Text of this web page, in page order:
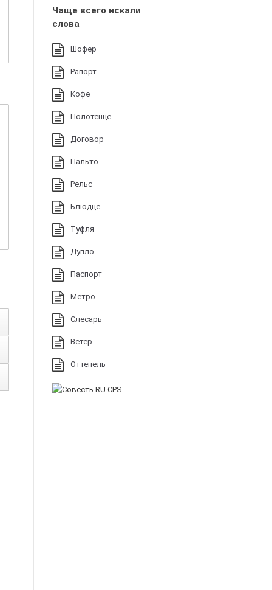
Чаще всего искали
слова
Шофер
Рапорт
Кофе
Полотенце
Договор
Пальто
Рельс
Блюдце
Туфля
Дупло
Паспорт
Метро
Слесарь
Ветер
Оттепель